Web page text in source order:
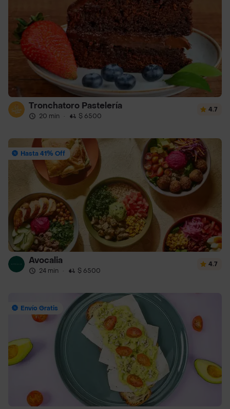
Tronchatoro Pastelería
20 min · $ 6500
4.7
Hasta 41% Off
Avocalia
24 min · $ 6500
4.7
Envío Gratis